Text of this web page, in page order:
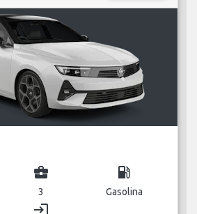
business_center
3
local_gas_station
Gasolina
login